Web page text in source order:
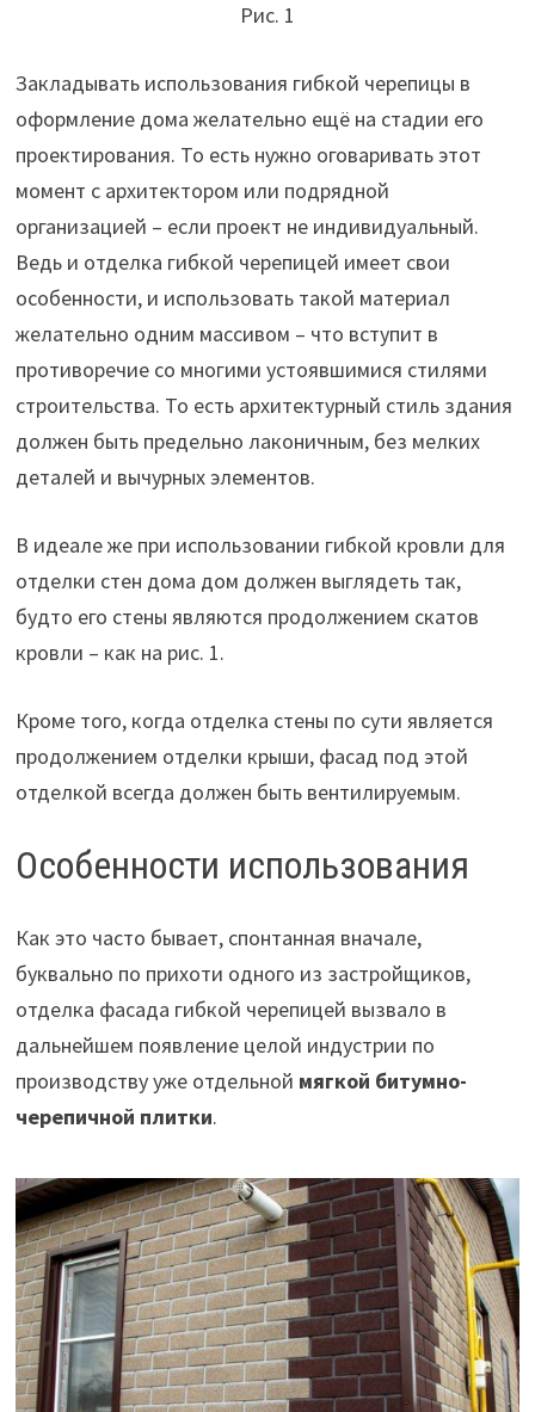
Рис. 1
Закладывать использования гибкой черепицы в
оформление дома желательно ещё на стадии его
проектирования. То есть нужно оговаривать этот
момент с архитектором или подрядной
организацией – если проект не индивидуальный.
Ведь и отделка гибкой черепицей имеет свои
особенности, и использовать такой материал
желательно одним массивом – что вступит в
противоречие со многими устоявшимися стилями
строительства. То есть архитектурный стиль здания
должен быть предельно лаконичным, без мелких
деталей и вычурных элементов.
В идеале же при использовании гибкой кровли для
отделки стен дома дом должен выглядеть так,
будто его стены являются продолжением скатов
кровли – как на рис. 1.
Кроме того, когда отделка стены по сути является
продолжением отделки крыши, фасад под этой
отделкой всегда должен быть вентилируемым.
Особенности использования
Как это часто бывает, спонтанная вначале,
буквально по прихоти одного из застройщиков,
отделка фасада гибкой черепицей вызвало в
дальнейшем появление целой индустрии по
производству уже отдельной мягкой битумно-
черепичной плитки.